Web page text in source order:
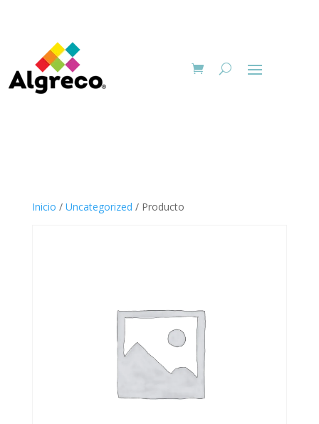
Inicio / Uncategorized / Producto